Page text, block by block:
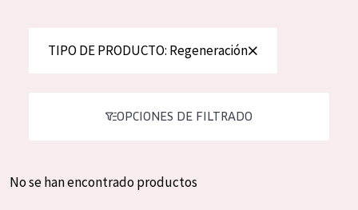
Crema de noche
COLECCIÓN
TIPO DE PRODUCTO: Regeneración
OPCIONES DE FILTRADO
No se han encontrado productos